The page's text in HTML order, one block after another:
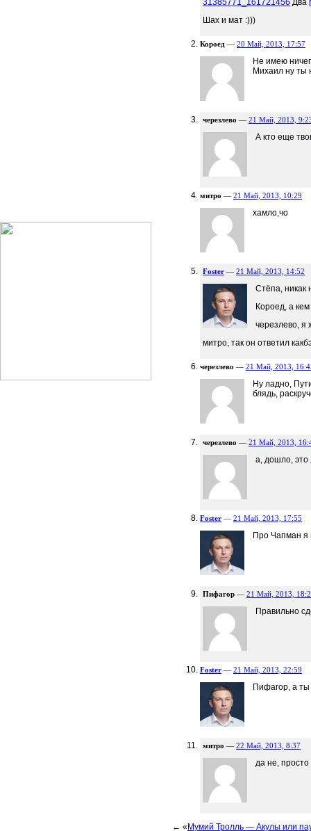
31385771_161721456 Два
Шах и мат :)))
Короед — 20 Май, 2013, 17:57
Не имею
Михаил ну ты
черезлево — 21 Май, 2013,
А кто еще
митро — 21 Май, 2013, 10:29
хамло,чо
Foster — 21 Май, 2013, 14:52
Стёпа, никак
Короед, а
черезлево, я
митро, так он ответил
черезлево — 21 Май, 2013,
Ну ладно,
блядь,
черезлево — 21 Май, 2013,
а, дошло, это
Foster — 21 Май, 2013, 17:55
Про Чапман я
Пифагор — 21 Май, 2013,
Правильно
Foster — 21 Май, 2013, 22:59
Пифагор, а ты
митро — 22 Май, 2013, 8:37
да не,
← « Мумий Тролль — Акулы или